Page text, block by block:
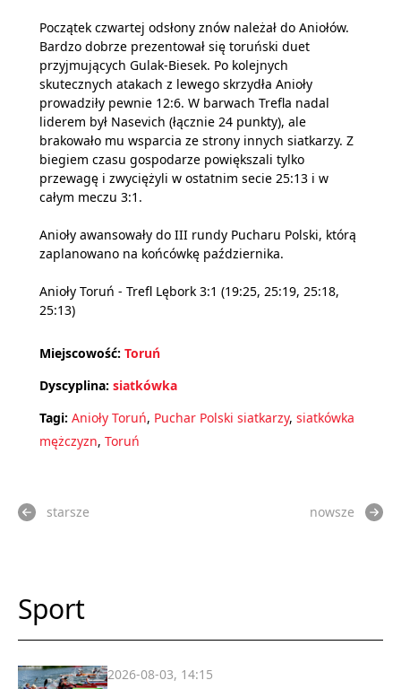
Początek czwartej odsłony znów należał do Aniołów.
Bardzo dobrze prezentował się toruński duet
przyjmujących Gulak-Biesek. Po kolejnych
skutecznych atakach z lewego skrzydła Anioły
prowadziły pewnie 12:6. W barwach Trefla nadal
liderem był Nasevich (łącznie 24 punkty), ale
brakowało mu wsparcia ze strony innych siatkarzy. Z
biegiem czasu gospodarze powiększali tylko
przewagę i zwyciężyli w ostatnim secie 25:13 i w
całym meczu 3:1.
Anioły awansowały do III rundy Pucharu Polski, którą
zaplanowano na końcówkę października.
Anioły Toruń - Trefl Lębork 3:1 (19:25, 25:19, 25:18,
25:13)
Miejscowość: Toruń
Dyscyplina: siatkówka
Tagi: Anioły Toruń, Puchar Polski siatkarzy, siatkówka
mężczyzn, Toruń
starsze nowsze
Sport
2026-08-03, 14:15